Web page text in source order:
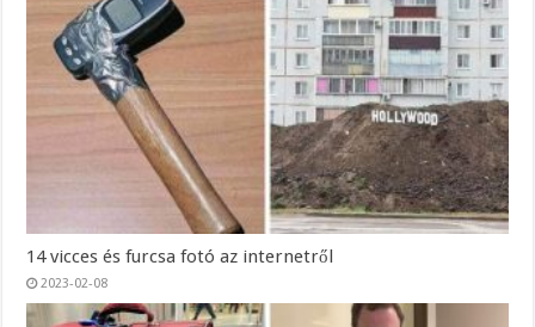
14 vicces és furcsa fotó az internetről
2023-02-08